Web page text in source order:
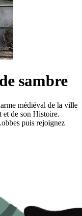
sambre
médiéval de la ville
et de son Histoire.
puis rejoignez